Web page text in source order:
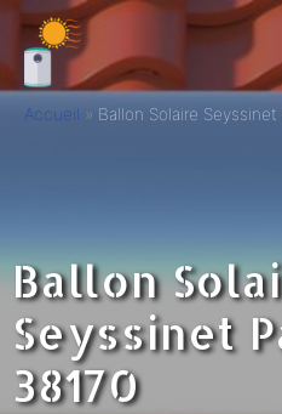
Accueil Ballon Solaire Seyssinet
Ballon
Seyssinet
38170